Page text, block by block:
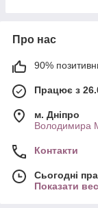
Про нас
90%
Працює з
м. Дніпро
Володимира
Контакти
Сьогодні
Показати